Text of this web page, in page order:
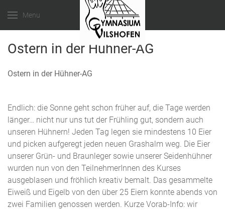
Menu
Ostern in der Hühner-AG
Ostern in der Hühner-AG
Endlich: die Sonne geht schon früher auf, die Tage werden
länger… nicht nur uns tut der Frühling gut, sondern auch
unseren Hühnern! Jeden Tag legen sie mindestens 10 Eier
und picken aufgeregt jeden neuen Grashalm weg. Die Eier
unserer Grün- und Braunleger sowie unserer Seidenhühner
wurden nun von den TeilnehmerInnen des Kurses
ausgeblasen und fröhlich kreativ bemalt. Das gesammelte
Eiweiß und Eigelb von den über 25 Eiern konnte abends von
zwei Familien genossen werden. Kurze Vorab-Info: wir